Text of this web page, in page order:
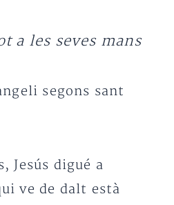
a les seves mans
segons sant
Jesús digué a
ve de dalt està